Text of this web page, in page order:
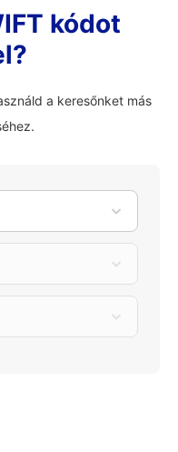
kódot
a keresőnket más